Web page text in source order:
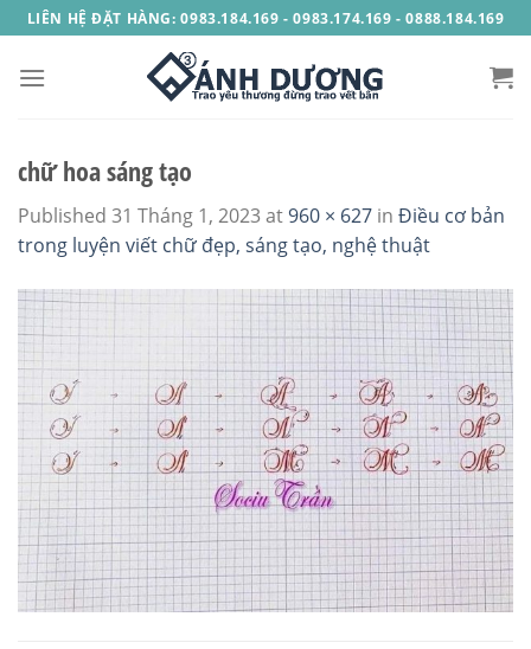
Skip
to
content
LIÊN HỆ ĐẶT HÀNG: 0983.184.169 - 0983.174.169 - 0888.184.169
chữ hoa sáng tạo
Published 31 Tháng 1, 2023at960 × 627 in Điều cơ bản
trong luyện viết chữ đẹp, sáng tạo, nghệ thuật